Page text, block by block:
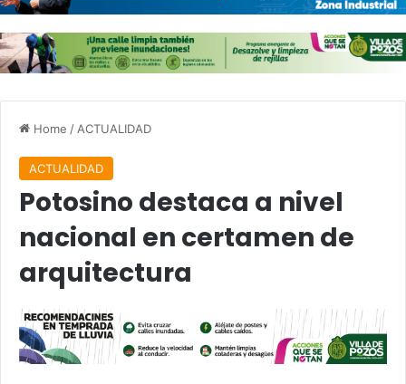
Home / ACTUALIDAD
ACTUALIDAD
Potosino destaca a nivel
nacional en certamen de
arquitectura